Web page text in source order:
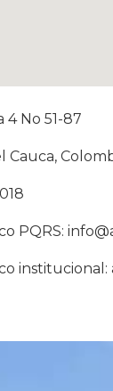
4 No 51-87
Cauca,
PQRS: